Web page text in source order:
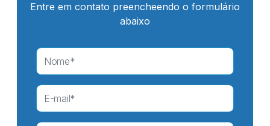
Entre em contato preencheendo o formulário
abaixo